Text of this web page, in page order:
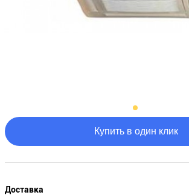
Купить в один клик
Доставка